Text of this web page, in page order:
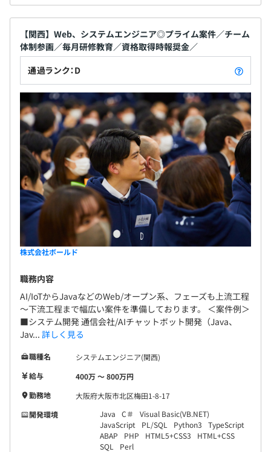
5名
【関西】Web、システムエンジニア◎プライム案件／チーム
体制参画／毎月研修教育／資格取得時報奨金／
通過ランク：D
株式会社ボールド
職務内容
AI/IoTからJavaなどのWeb/オープン系、フェーズも上流工程
～下流工程まで幅広い案件を準備しております。 ＜案件例＞
■システム開発 通信会社/AIチャットボット開発（Java、
Jav... 詳しく見る
職種名
システムエンジニア(関西)
給与
400万 〜 800万円
勤務地
大阪府大阪市北区梅田1-8-17
開発環境
Java C＃
Visual Basic(VB.NET)
JavaScript
PL/SQL Python3
TypeScript
ABAP
PHP HTML5+CSS3
HTML+CSS
SQL
Perl